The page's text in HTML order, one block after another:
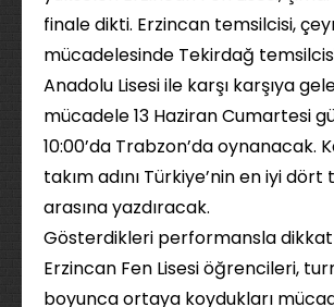
finale dikti. Erzincan temsilcisi,
mücadelesinde Tekirdağ
Anadolu Lisesi ile karşı karşıya
mücadele 13 Haziran Cumartesi
10:00’da Trabzon’da oynanacak.
takım adını Türkiye’nin en iyi dört
arasına yazdıracak.
Gösterdikleri performansla
Erzincan Fen Lisesi öğrencileri,
boyunca ortaya koydukları